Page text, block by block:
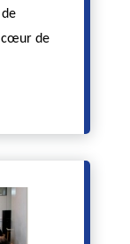
cœur de